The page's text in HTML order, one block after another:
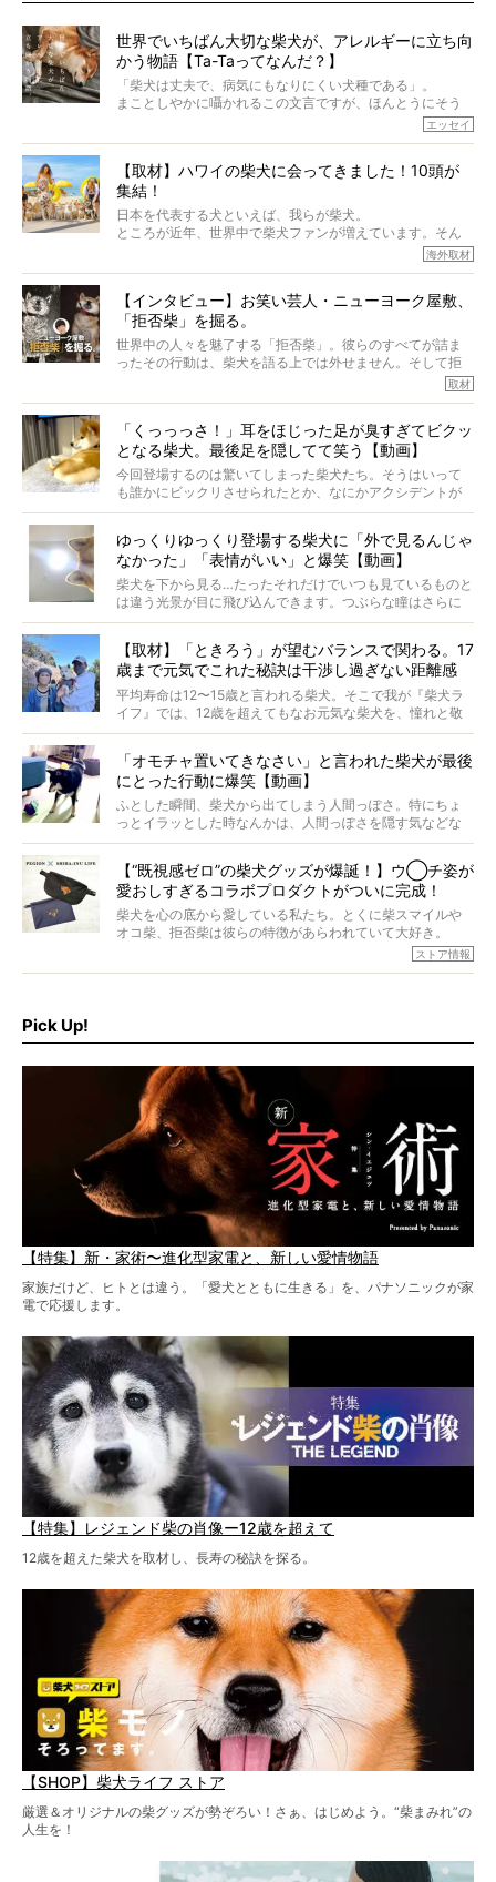
世界でいちばん大切な柴犬が、アレルギーに立ち向
かう物語【Ta-Taってなんだ？】
「柴犬は丈夫で、病気にもなりにくい犬種である」。
まことしやかに囁かれるこの文言ですが、ほんとうにそう
もちろん、犬種としての完成度がとてつもなく高い柴犬だ
でも、いざそれぞれの個体を見ていくと、丈夫で病気にも
なりにくい、とは言えないような気もするのです。
実際に「病気にならない」などということはないし、飼い
主はそのためにやるべきことがある。
今回は、柴犬に関わる方たちすべてに読んで欲しい、ある
ご本人からのレポートは、愛情たっぷりで示唆に富んだ物
語でした。
※文章はご本人の了承を得て編集しています
※画像はすべてイメージです
※この記事は個人の感想であり、効果・効能を示すものではありません
エッセイ
【取材】ハワイの柴犬に会ってきました！10頭が
集結！
日本を代表する犬といえば、我らが柴犬。
ところが近年、世界中で柴犬ファンが増えています。そん
な中「柴犬ライフ」が目をつけたのは、南の楽園ハワイ。
柴犬オーナーが多く、定期的にオフ会まで開催されている
そんな噂を聞きつけ、今回はハワイの柴犬たちを取材して
きました！
海外取材
【インタビュー】お笑い芸人・ニューヨーク屋敷、
「拒否柴」を掘る。
世界中の人々を魅了する「拒否柴」。彼らのすべてが詰ま
ったその行動は、柴犬を語る上では外せません。そして拒
否柴がここまで話題になるのは、“映える”ことも理由のひと
がるのでしょうか。
最近版画製作を始めた、お笑いコンビ「ニューヨーク」の
屋敷裕政さんに、拒否柴を掘っていただきました！ イン
タビューと合わせてご覧ください。
取材
「くっっっさ！」耳をほじった足が臭すぎてビクッ
となる柴犬。最後足を隠してて笑う【動画】
今回登場するのは驚いてしまった柴犬たち。そうはいって
も誰かにビックリさせられたとか、なにかアクシデントが
起きたとか、そういうことが原因ではありません。全ての
ゆっくりゆっくり登場する柴犬に「外で見るんじゃ
なかった」「表情がいい」と爆笑【動画】
柴犬を下から見る…たったそれだけでいつも見ているものと
は違う光景が目に飛び込んできます。つぶらな瞳はさらに
つぶらに見え、モフモフのお顔はさらにモフモフに見えま
【取材】「ときろう」が望むバランスで関わる。17
歳まで元気でこれた秘訣は干渉し過ぎない距離感
#38ときろう
平均寿命は12〜15歳と言われる柴犬。そこで我が『柴犬ラ
イフ』では、12歳を超えてもなお元気な柴犬を、憧れと敬
意を込めて“レジェンド柴”と呼んでいます。 この特集で
ォーカスし、その元気の秘訣や、老犬と暮らすうえで大切
だと思うことを、オーナーさんに語っていただきます。今
回登場してくれたのは、17歳のときろうくん。小さい頃か
ら食が細かったため、何でも食べさせてきたということで
「オモチャ置いてきなさい」と言われた柴犬が最後
にとった行動に爆笑【動画】
ふとした瞬間、柴犬から出てしまう人間っぽさ。特にちょ
っとイラッとした時なんかは、人間っぽさを隠す気などな
いように見えます。もしかして本当の本当は、中身は人間
【“既視感ゼロ”の柴犬グッズが爆誕！】ウ◯チ姿が
愛おしすぎるコラボプロダクトがついに完成！
柴犬を心の底から愛している私たち。とくに柴スマイルや
オコ柴、拒否柴は彼らの特徴があらわれていて大好き。
でもちょっと待て…もうひとつ、忘れてはならない愛おしい
シーンがあったぞ。それは、背中を丸めて“ウンチなう”の姿
ストア情報
Pick Up!
【特集】新・家術〜進化型家電と、新しい愛情物語
家族だけど、ヒトとは違う。「愛犬とともに生きる」を、パナソニックが家
電で応援します。
【特集】レジェンド柴の肖像ー12歳を超えて
12歳を超えた柴犬を取材し、長寿の秘訣を探る。
【SHOP】柴犬ライフ ストア
厳選＆オリジナルの柴グッズが勢ぞろい！さぁ、はじめよう。“柴まみれ”の
人生を！